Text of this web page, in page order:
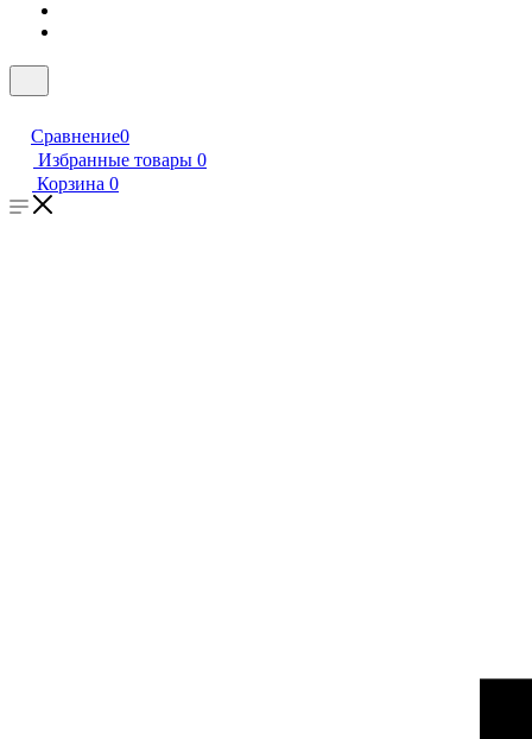
Сравнение0
Избранные товары 0
Корзина 0